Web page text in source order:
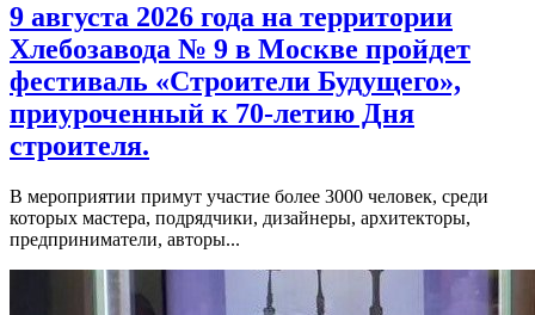
9 августа 2026 года на территории
Хлебозавода № 9 в Москве пройдет
фестиваль «Строители Будущего»,
приуроченный к 70-летию Дня
строителя.
В мероприятии примут участие более 3000 человек, среди
которых мастера, подрядчики, дизайнеры, архитекторы,
предприниматели, авторы...